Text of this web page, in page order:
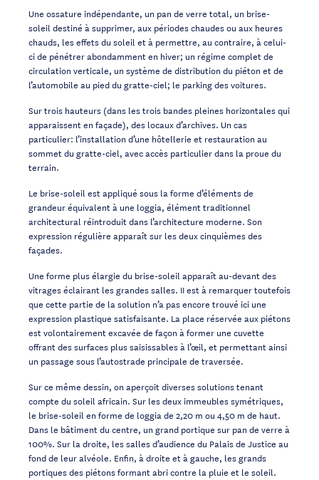
Une ossature indépendante, un pan de verre total, un brise-
soleil destiné à supprimer, aux périodes chaudes ou aux heures
chauds, les effets du soleil et à permettre, au contraire, à celui-
ci de pénétrer abondamment en hiver; un régime complet de
circulation verticale, un système de distribution du piéton et de
l’automobile au pied du gratte-ciel; le parking des voitures.
Sur trois hauteurs (dans les trois bandes pleines horizontales qui
apparaissent en façade), des locaux d’archives. Un cas
particulier: l’installation d’une hôtellerie et restauration au
sommet du gratte-ciel, avec accès particulier dans la proue du
terrain.
Le brise-soleil est appliqué sous la forme d’éléments de
grandeur équivalent à une loggia, élément traditionnel
architectural réintroduit dans l’architecture moderne. Son
expression régulière apparaît sur les deux cinquièmes des
façades.
Une forme plus élargie du brise-soleil apparaît au-devant des
vitrages éclairant les grandes salles. II est à remarquer toutefois
que cette partie de la solution n’a pas encore trouvé ici une
expression plastique satisfaisante. La place réservée aux piétons
est volontairement excavée de façon à former une cuvette
offrant des surfaces plus saisissables à l’œil, et permettant ainsi
un passage sous l’autostrade principale de traversée.
Sur ce même dessin, on aperçoit diverses solutions tenant
compte du soleil africain. Sur les deux immeubles symétriques,
le brise-soleil en forme de loggia de 2,20 m ou 4,50 m de haut.
Dans le bâtiment du centre, un grand portique sur pan de verre à
100%. Sur la droite, les salles d’audience du Palais de Justice au
fond de leur alvéole. Enfin, à droite et à gauche, les grands
portiques des piétons formant abri contre la pluie et le soleil.